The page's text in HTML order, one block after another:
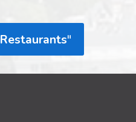
Restaurants"